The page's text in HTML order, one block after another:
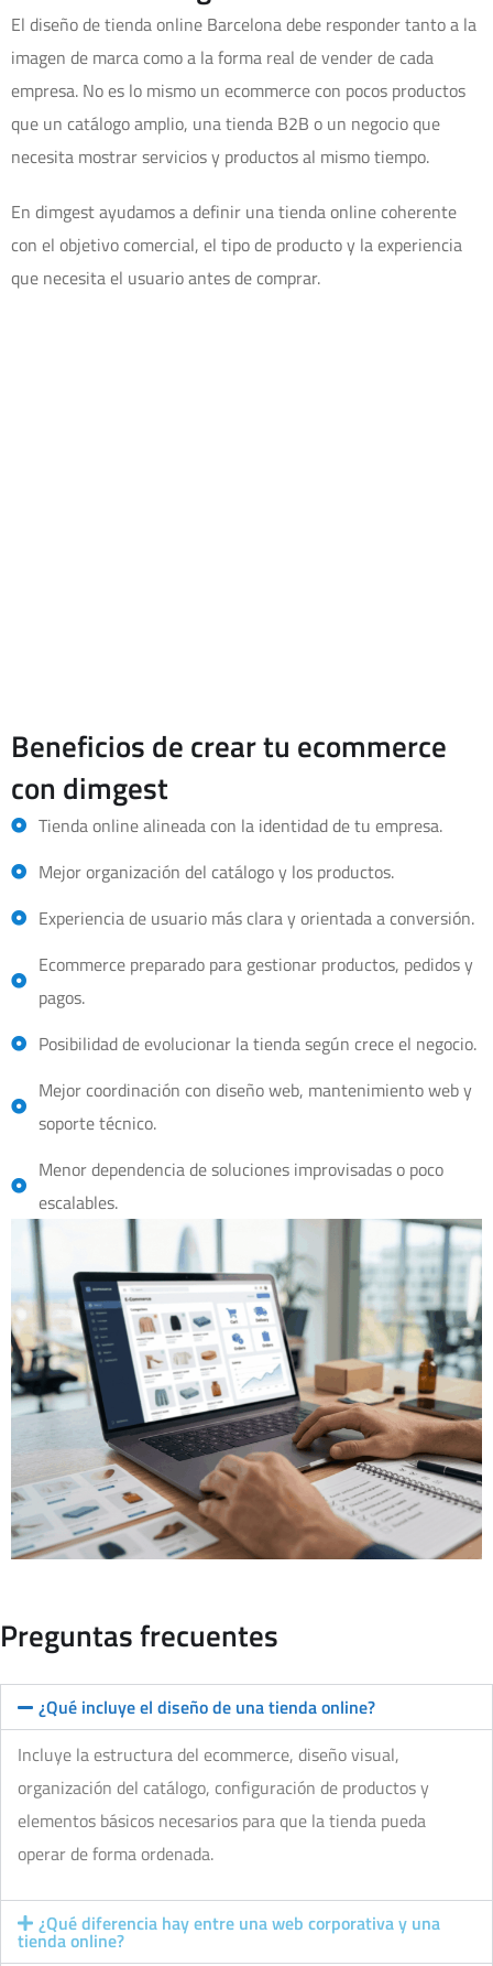
El diseño de tienda online Barcelona debe responder tanto a la
imagen de marca como a la forma real de vender de cada
empresa. No es lo mismo un ecommerce con pocos productos
que un catálogo amplio, una tienda B2B o un negocio que
necesita mostrar servicios y productos al mismo tiempo.
En dimgest ayudamos a definir una tienda online coherente
con el objetivo comercial, el tipo de producto y la experiencia
que necesita el usuario antes de comprar.
Beneficios de crear tu ecommerce
con dimgest
Tienda online alineada con la identidad de tu empresa.
Mejor organización del catálogo y los productos.
Experiencia de usuario más clara y orientada a conversión.
Ecommerce preparado para gestionar productos, pedidos y
pagos.
Posibilidad de evolucionar la tienda según crece el negocio.
Mejor coordinación con diseño web, mantenimiento web y
soporte técnico.
Menor dependencia de soluciones improvisadas o poco
escalables.
Preguntas frecuentes
¿Qué incluye el diseño de una tienda online?
Incluye la estructura del ecommerce, diseño visual,
organización del catálogo, configuración de productos y
elementos básicos necesarios para que la tienda pueda
operar de forma ordenada.
¿Qué diferencia hay entre una web corporativa y una
tienda online?